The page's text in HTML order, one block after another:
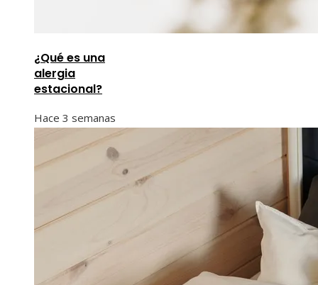
¿Qué es una
alergia
estacional?
Hace 3 semanas